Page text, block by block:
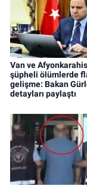
Van ve
şüpheli ölümlerde
gelişme: Bakan
detayları paylaştı